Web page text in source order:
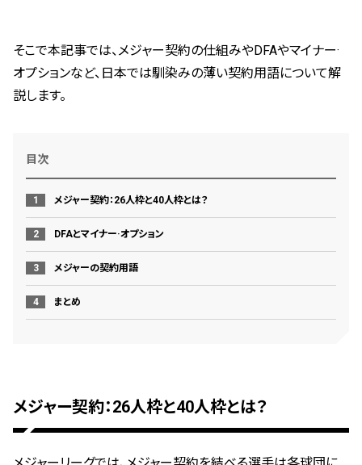
そこで本記事では、メジャー契約の仕組みやDFAやマイナー·
オプションなど、日本では馴染みの薄い契約用語について解
説します。
目次
メジャー契約：26人枠と40人枠とは？
DFAとマイナー·オプション
メジャーの契約用語
まとめ
メジャー契約：26人枠と40人枠とは？